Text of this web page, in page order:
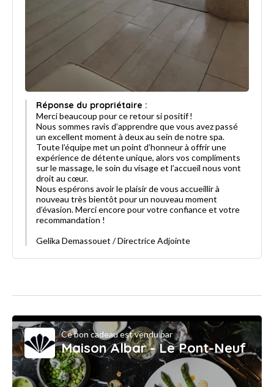
Réponse du propriétaire :
Merci beaucoup pour ce retour si positif !
Nous sommes ravis d’apprendre que vous avez passé
un excellent moment à deux au sein de notre spa.
Toute l’équipe met un point d’honneur à offrir une
expérience de détente unique, alors vos compliments
sur le massage, le soin du visage et l’accueil nous vont
droit au cœur.
Nous espérons avoir le plaisir de vous accueillir à
nouveau très bientôt pour un nouveau moment
d’évasion. Merci encore pour votre confiance et votre
recommandation !
Gelika Demassouet / Directrice Adjointe
Ce bon cadeau est vendu par
Maison Albar - Le Pont-Neuf